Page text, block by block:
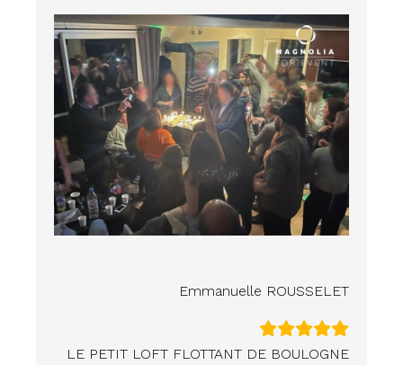
Emmanuelle ROUSSELET
LE PETIT LOFT FLOTTANT DE BOULOGNE